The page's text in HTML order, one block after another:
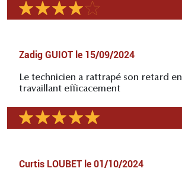
Zadig GUIOT le 15/09/2024
Le technicien a rattrapé son retard en
travaillant efficacement
Curtis LOUBET le 01/10/2024